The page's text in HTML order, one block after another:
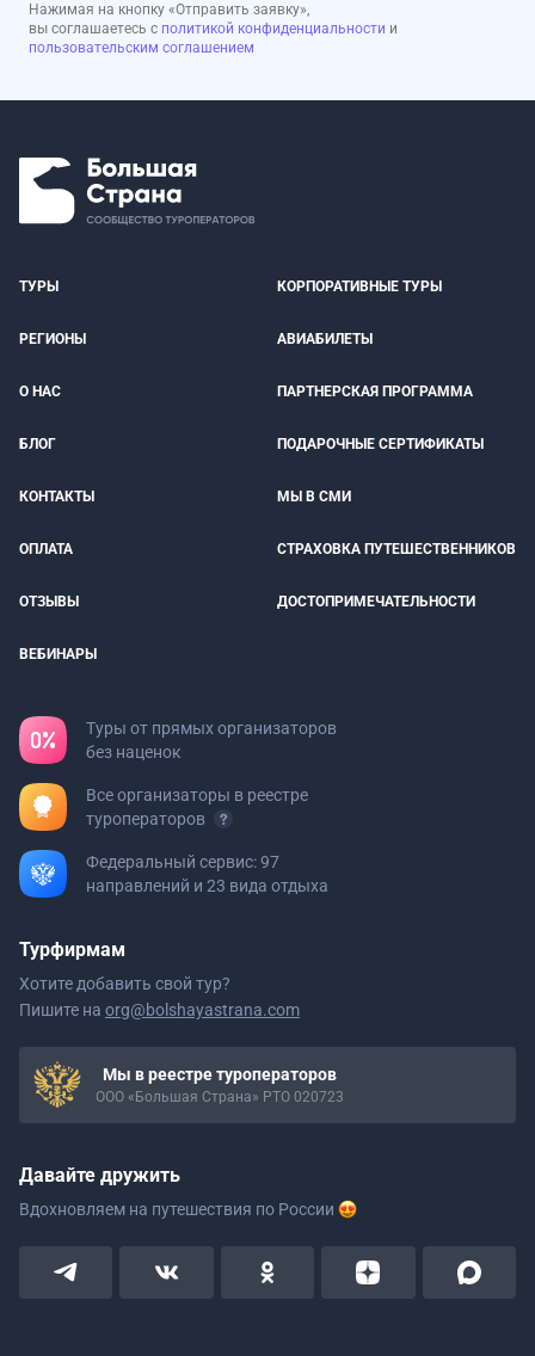
Нажимая на кнопку «Отправить заявку»,
вы соглашаетесь с политикой конфиденциальности и
пользовательским соглашением
ТУРЫ КОРПОРАТИВНЫЕ ТУРЫ
РЕГИОНЫ АВИАБИЛЕТЫ
О НАС ПАРТНЕРСКАЯ ПРОГРАММА
БЛОГ ПОДАРОЧНЫЕ СЕРТИФИКАТЫ
КОНТАКТЫ МЫ В СМИ
ОПЛАТА СТРАХОВКА ПУТЕШЕСТВЕННИКОВ
ОТЗЫВЫ ДОСТОПРИМЕЧАТЕЛЬНОСТИ
ВЕБИНАРЫ
Туры от прямых организаторов
без наценок
Все организаторы в реестре
туроператоров
Федеральный сервис: 97
направлений и 23 вида отдыха
Турфирмам
Хотите добавить свой тур?
Пишите на org@bolshayastrana.com
Мы в реестре туроператоров
ООО «Большая Страна» РТО 020723
Давайте дружить
Вдохновляем на путешествия по России